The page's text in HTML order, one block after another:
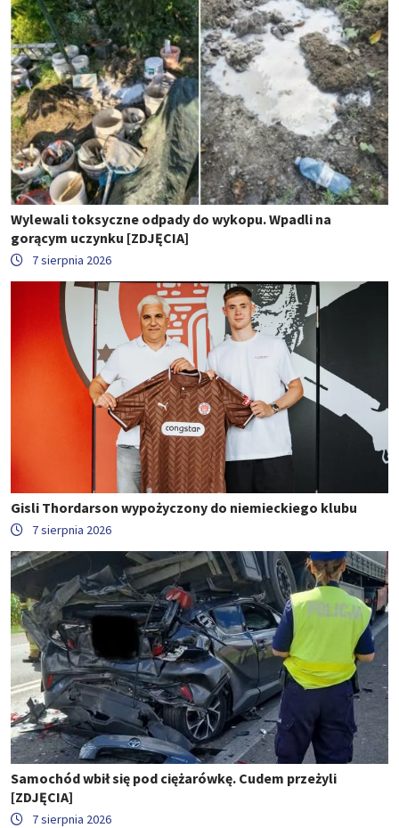
Wylewali toksyczne odpady do wykopu. Wpadli na
gorącym uczynku [ZDJĘCIA]
7 sierpnia 2026
Gisli Thordarson wypożyczony do niemieckiego klubu
7 sierpnia 2026
Samochód wbił się pod ciężarówkę. Cudem przeżyli
[ZDJĘCIA]
7 sierpnia 2026